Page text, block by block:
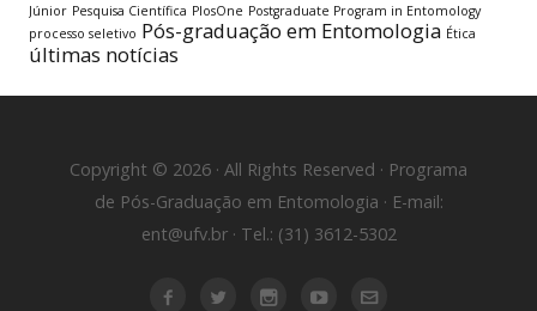
Júnior Pesquisa Científica PlosOne Postgraduate Program in Entomology
processo seletivo Pós-graduação em Entomologia Ética
últimas notícias
Copyright © 2026 · All Rights Reserved · Programa
de Pós-Graduação em Entomologia · E-mail:
ent@ufv.br · Tel.: (31) 3612-5302